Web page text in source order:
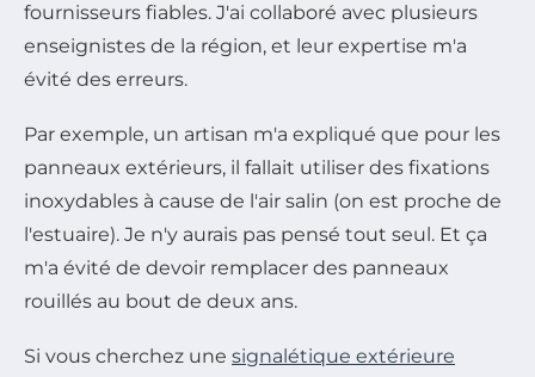
fournisseurs fiables. J'ai collaboré avec plusieurs
enseignistes de la région, et leur expertise m'a
évité des erreurs.
Par exemple, un artisan m'a expliqué que pour les
panneaux extérieurs, il fallait utiliser des fixations
inoxydables à cause de l'air salin (on est proche de
l'estuaire). Je n'y aurais pas pensé tout seul. Et ça
m'a évité de devoir remplacer des panneaux
rouillés au bout de deux ans.
Si vous cherchez une signalétique extérieure